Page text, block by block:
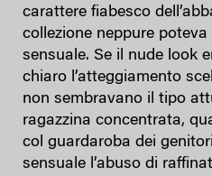
carattere fiabesco
collezione neppure poteva
sensuale. Se il nude look
chiaro l’atteggiamento
non sembravano il tipo
ragazzina concentrata,
col guardaroba dei
sensuale l’abuso di